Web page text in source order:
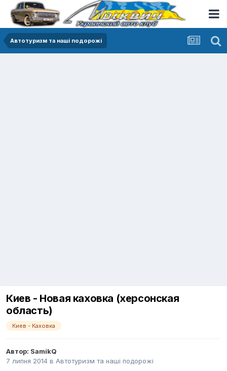
Автотуризм та наші подорожі
Киев - Новая каховка (херсонская
область)
Киев - Каховка
Автор: SamikQ
7 липня 2014 в Автотуризм та наші подорожі